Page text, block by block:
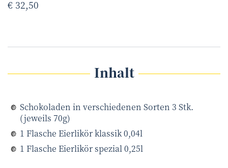
€ 32,50
Inhalt
Schokoladen in verschiedenen Sorten 3 Stk.
(jeweils 70g)
1 Flasche Eierlikör klassik 0,04l
1 Flasche Eierlikör spezial 0,25l